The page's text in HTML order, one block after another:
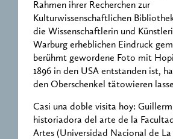
Rahmen ihrer Recherchen zur
Kulturwissenschaftlichen
die Wissenschaftlerin und
Warburg erheblichen Eindruck
berühmt gewordene Foto mit
1896 in den USA entstanden ist,
den Oberschenkel tätowieren
Casi una doble visita hoy:
historiadora del arte de la
Artes (Universidad Nacional de La